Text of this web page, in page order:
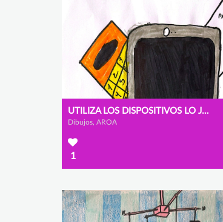
UTILIZA LOS DISPOSITIVOS LO JUSTO
Dibujos, AROA
1